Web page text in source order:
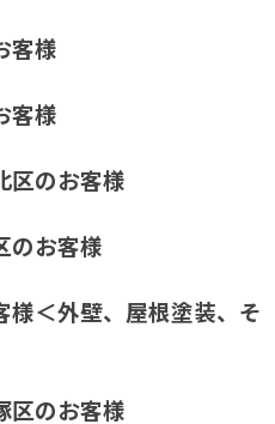
客様
客様
区のお客様
のお客様
様＜外壁、屋根塗装、そ
区のお客様